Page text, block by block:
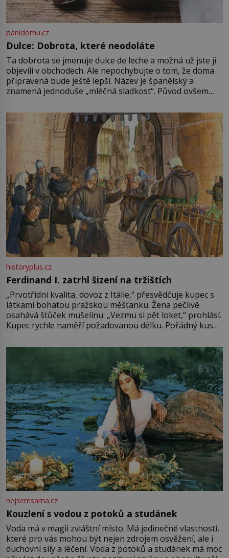
panidomu.cz
Dulce: Dobrota, které neodoláte
Ta dobrota se jmenuje dulce de leche a možná už jste ji
objevili v obchodech. Ale nepochybujte o tom, že doma
připravená bude ještě lepší. Název je španělský a
znamená jednoduše „mléčná sladkost“. Původ ovšem
pře hned několik latinskoamerických zemí a k tomu
Francie, kde se traduje,
historyplus.cz
Ferdinand I. zatrhl šizení na tržištích
„Prvotřídní kvalita, dovoz z Itálie,“ přesvědčuje kupec s
látkami bohatou pražskou měšťanku. Žena pečlivě
osahává štůček mušelínu. „Vezmu si pět loket,“ prohlásí.
Kupec rychle naměří požadovanou délku. Pořádný kus
milostpaní. Stačí jenom na sukni,“ zhodnotí švadlena
množství růžového mušelínu. „Ošidili vás, podívejte.“
Vezme do ruky dřevěnou
nejsemsama.cz
Kouzlení s vodou z potoků a studánek
Voda má v magii zvláštní místo. Má jedinečné vlastnosti,
které pro vás mohou být nejen zdrojem osvěžení, ale i
duchovní síly a léčení. Voda z potoků a studánek má moc